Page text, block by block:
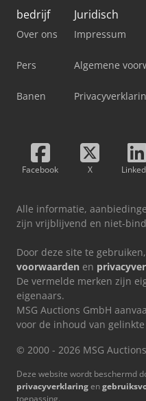
bedrijf
Over ons
Pers
Banen
Juridisch
Impressum
Algemene
Facebook X
Alle informatie,
zijn vrijblijvend en niet-
Door deze site te
voorwaarden en
De vermelde merken zijn
eigenaars.
MSG Auctions GmbH
voor de inhoud van
© 2000 - 2026 MSG
Deze website wordt beschermd
privacyverklaringen
toepassing.